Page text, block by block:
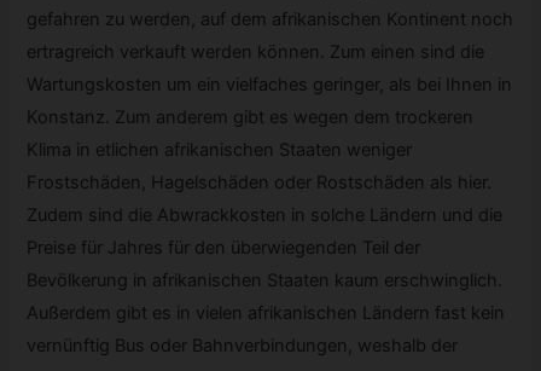
gefahren zu werden, auf dem afrikanischen Kontinent noch
ertragreich verkauft werden können. Zum einen sind die
Wartungskosten um ein vielfaches geringer, als bei Ihnen in
Konstanz. Zum anderem gibt es wegen dem trockeren
Klima in etlichen afrikanischen Staaten weniger
Frostschäden, Hagelschäden oder Rostschäden als hier.
Zudem sind die Abwrackkosten in solche Ländern und die
Preise für Jahres für den überwiegenden Teil der
Bevölkerung in afrikanischen Staaten kaum erschwinglich.
Außerdem gibt es in vielen afrikanischen Ländern fast kein
vernünftig Bus oder Bahnverbindungen, weshalb der